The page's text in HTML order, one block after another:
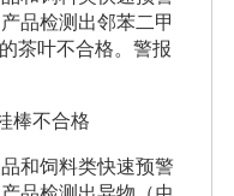
品检测出邻苯二甲
茶叶不合格。警报
棒不合格
和饲料类快速预警